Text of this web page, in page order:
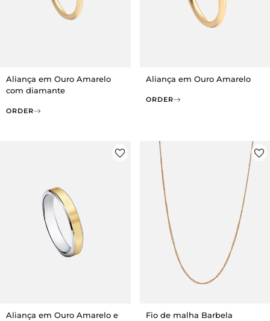
Aliança em Ouro Amarelo
com diamante
ORDER
Aliança em Ouro Amarelo
ORDER
Aliança em Ouro Amarelo e
Fio de malha Barbela